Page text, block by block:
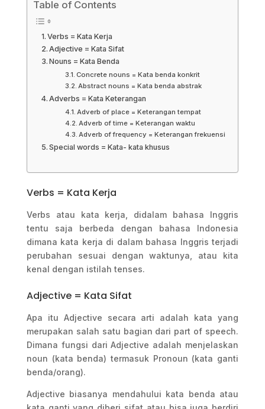
Table of Contents
Verbs = Kata Kerja
Adjective = Kata Sifat
Nouns = Kata Benda
Concrete nouns = Kata benda konkrit
Abstract nouns = Kata benda abstrak
Adverbs = Kata Keterangan
Adverb of place = Keterangan tempat
Adverb of time = Keterangan waktu
Adverb of frequency = Keterangan frekuensi
Special words = Kata- kata khusus
Verbs = Kata Kerja
Verbs atau kata kerja, didalam bahasa Inggris
tentu saja berbeda dengan bahasa Indonesia
dimana kata kerja di dalam bahasa Inggris terjadi
perubahan sesuai dengan waktunya, atau kita
kenal dengan istilah tenses.
Adjective = Kata Sifat
Apa itu Adjective secara arti adalah kata yang
merupakan salah satu bagian dari part of speech.
Dimana fungsi dari Adjective adalah menjelaskan
noun (kata benda) termasuk Pronoun (kata ganti
benda/orang).
Adjective biasanya mendahului kata benda atau